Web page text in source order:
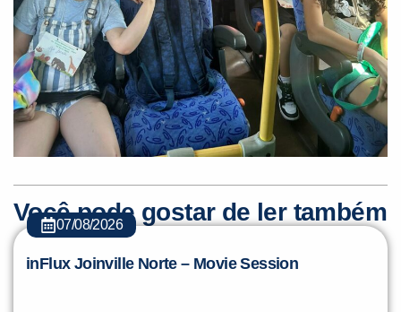
Você pode gostar de ler também
07/08/2026
inFlux Joinville Norte – Movie Session